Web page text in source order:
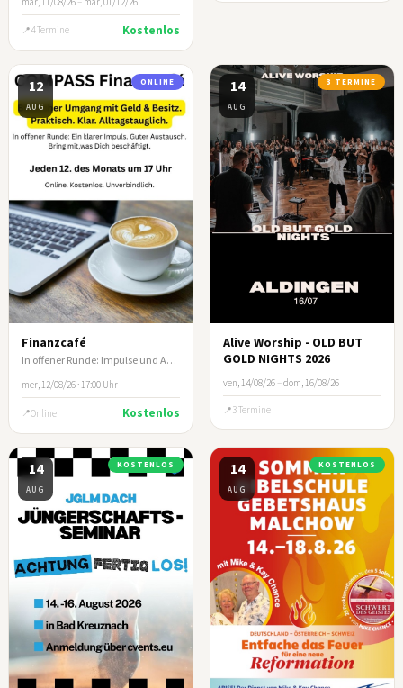
4 Termine Kostenlos
12
AUG
ONLINE
Finanzcafé
In offener Runde: Impulse und Austausch zum biblischen Umgang mit Geld und Besitz
mer, 12/08/26 · 17:00 Uhr
Online Kostenlos
14
AUG
3 TERMINE
Alive Worship - OLD BUT
GOLD NIGHTS 2026
ven, 14/08/26 –dom, 16/08/26
3 Termine
14
AUG
KOSTENLOS 14
AUG
KOSTENLOS